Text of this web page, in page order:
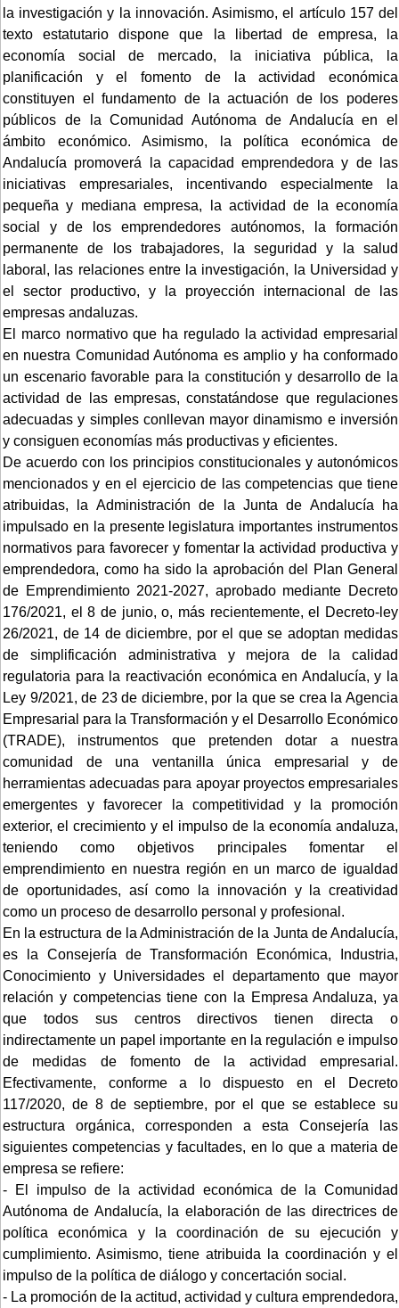
la investigación y la innovación. Asimismo, el artículo 157 del
texto estatutario dispone que la libertad de empresa, la
economía social de mercado, la iniciativa pública, la
planificación y el fomento de la actividad económica
constituyen el fundamento de la actuación de los poderes
públicos de la Comunidad Autónoma de Andalucía en el
ámbito económico. Asimismo, la política económica de
Andalucía promoverá la capacidad emprendedora y de las
iniciativas empresariales, incentivando especialmente la
pequeña y mediana empresa, la actividad de la economía
social y de los emprendedores autónomos, la formación
permanente de los trabajadores, la seguridad y la salud
laboral, las relaciones entre la investigación, la Universidad y
el sector productivo, y la proyección internacional de las
empresas andaluzas.
El marco normativo que ha regulado la actividad empresarial
en nuestra Comunidad Autónoma es amplio y ha conformado
un escenario favorable para la constitución y desarrollo de la
actividad de las empresas, constatándose que regulaciones
adecuadas y simples conllevan mayor dinamismo e inversión
y consiguen economías más productivas y eficientes.
De acuerdo con los principios constitucionales y autonómicos
mencionados y en el ejercicio de las competencias que tiene
atribuidas, la Administración de la Junta de Andalucía ha
impulsado en la presente legislatura importantes instrumentos
normativos para favorecer y fomentar la actividad productiva y
emprendedora, como ha sido la aprobación del Plan General
de Emprendimiento 2021-2027, aprobado mediante Decreto
176/2021, el 8 de junio, o, más recientemente, el Decreto-ley
26/2021, de 14 de diciembre, por el que se adoptan medidas
de simplificación administrativa y mejora de la calidad
regulatoria para la reactivación económica en Andalucía, y la
Ley 9/2021, de 23 de diciembre, por la que se crea la Agencia
Empresarial para la Transformación y el Desarrollo Económico
(TRADE), instrumentos que pretenden dotar a nuestra
comunidad de una ventanilla única empresarial y de
herramientas adecuadas para apoyar proyectos empresariales
emergentes y favorecer la competitividad y la promoción
exterior, el crecimiento y el impulso de la economía andaluza,
teniendo como objetivos principales fomentar el
emprendimiento en nuestra región en un marco de igualdad
de oportunidades, así como la innovación y la creatividad
como un proceso de desarrollo personal y profesional.
En la estructura de la Administración de la Junta de Andalucía,
es la Consejería de Transformación Económica, Industria,
Conocimiento y Universidades el departamento que mayor
relación y competencias tiene con la Empresa Andaluza, ya
que todos sus centros directivos tienen directa o
indirectamente un papel importante en la regulación e impulso
de medidas de fomento de la actividad empresarial.
Efectivamente, conforme a lo dispuesto en el Decreto
117/2020, de 8 de septiembre, por el que se establece su
estructura orgánica, corresponden a esta Consejería las
siguientes competencias y facultades, en lo que a materia de
empresa se refiere:
- El impulso de la actividad económica de la Comunidad
Autónoma de Andalucía, la elaboración de las directrices de
política económica y la coordinación de su ejecución y
cumplimiento. Asimismo, tiene atribuida la coordinación y el
impulso de la política de diálogo y concertación social.
- La promoción de la actitud, actividad y cultura emprendedora,